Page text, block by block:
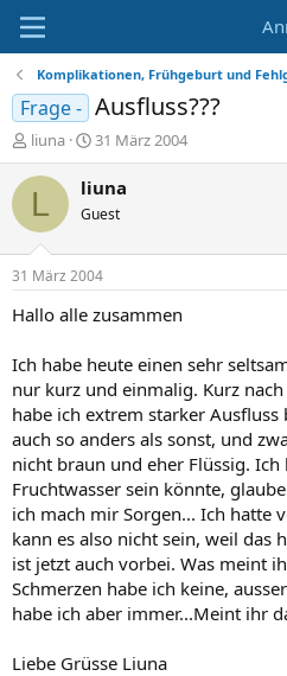
Komplikationen, Frühgeburt und
Frage - Ausfluss???
E
r
s
e
r
liuna
E
r
s
e
t
a
31 März 2004
L liuna
Guest
31 März 2004
Hallo alle zusammen
Ich habe heute einen sehr
nur kurz und einmalig. Kurz
habe ich extrem starker
auch so anders als sonst, und
nicht braun und eher Flüssig. Ich
Fruchtwasser sein könnte,
ich mach mir Sorgen... Ich hatte
kann es also nicht sein, weil das
ist jetzt auch vorbei. Was meint
Schmerzen habe ich keine,
habe ich aber immer...Meint ihr
Liebe Grüsse Liuna